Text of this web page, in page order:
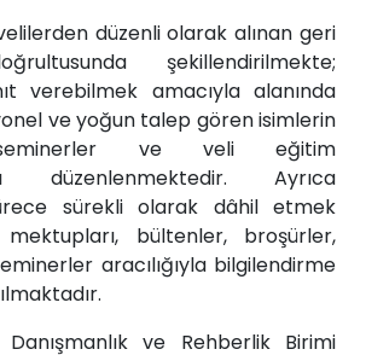
düzenli olarak alınan geri
şekillendirilmekte;
verebilmek amacıyla alanında
ve yoğun talep gören isimlerin
seminerler ve veli eğitim
düzenlenmektedir. Ayrıca
sürekli olarak dâhil etmek
bültenler, broşürler,
aracılığıyla bilgilendirme
ve Rehberlik Birimi